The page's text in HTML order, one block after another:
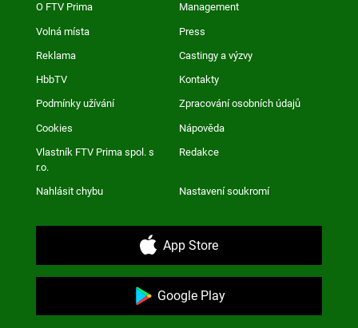
O FTV Prima Management
Volná místa Press
Reklama Castingy a výzvy
HbbTV Kontakty
Podmínky užívání Zpracování osobních údajů
Cookies Nápověda
Vlastník FTV Prima spol. s
r.o.
Redakce
Nahlásit chybu Nastavení soukromí
App Store
Google Play